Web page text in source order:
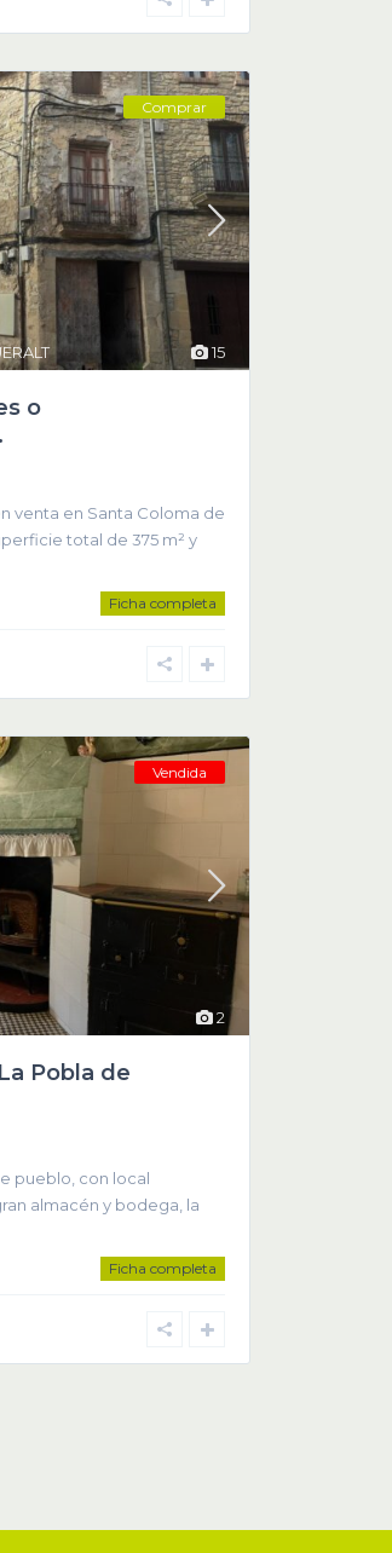
15
Comprar
o
venta en Santa Coloma de
total de 375 m² y
Ficha completa
2
Vendida
Pobla de
pueblo, con local
almacén y bodega, la
Ficha completa